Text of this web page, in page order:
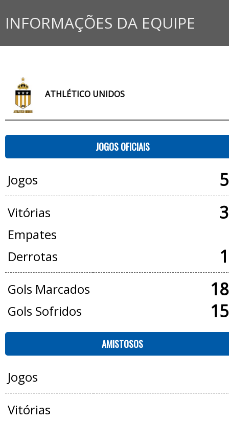
INFORMAÇÕES DA EQUIPE
ATHLÉTICO UNIDOS
JOGOS OFICIAIS
Jogos
Vitórias
Empates
Derrotas
Gols Marcados
Gols Sofridos
AMISTOSOS
Jogos
Vitórias